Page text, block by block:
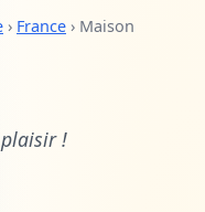
› France › Maison
!